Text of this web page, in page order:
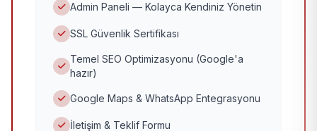
Admin Paneli — Kolayca Kendiniz Yönetin
SSL Güvenlik Sertifikası
Temel SEO Optimizasyonu (Google'a
hazır)
Google Maps & WhatsApp Entegrasyonu
İletişim & Teklif Formu